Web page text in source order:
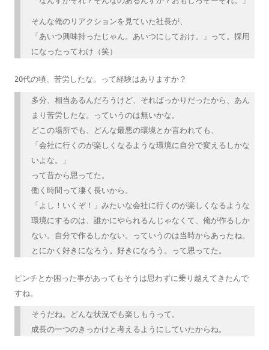
そんな俺のリアクションを見ていた社長が、
「あいつ興味持ったじゃん。あいつにしておけ。」って。採用
になったってわけ（笑）
20代の頃、苦労したな。って経験はありますか？
多分、相当あるんだろうけど、そればっかりだったから、あん
まり苦労したな。っていうのは無いかな。
どこの場所でも、どんな最悪の環境とか言われても、
「会社に行くのが楽しくなるような環境に自分で変えるしかな
いよな。」
って昔から思ってた。
働く時間って凄く長いから。
「よし！いくぞ！」みたいな会社に行くのが楽しくなるような
環境にするのは、誰かにやられるんじゃなくて、俺が作るしか
ない。自分で作るしかない。っていうのは当時からあったね。
とにかく好きになろう。好きになろう。って思ってた。
ピンチとか困った事があってもそうは思わずに乗り越えてきたんで
すね。
そうだね。どんな状況でも楽しもうって。
成長の一つのきっかけと考えるようにしていたからね。